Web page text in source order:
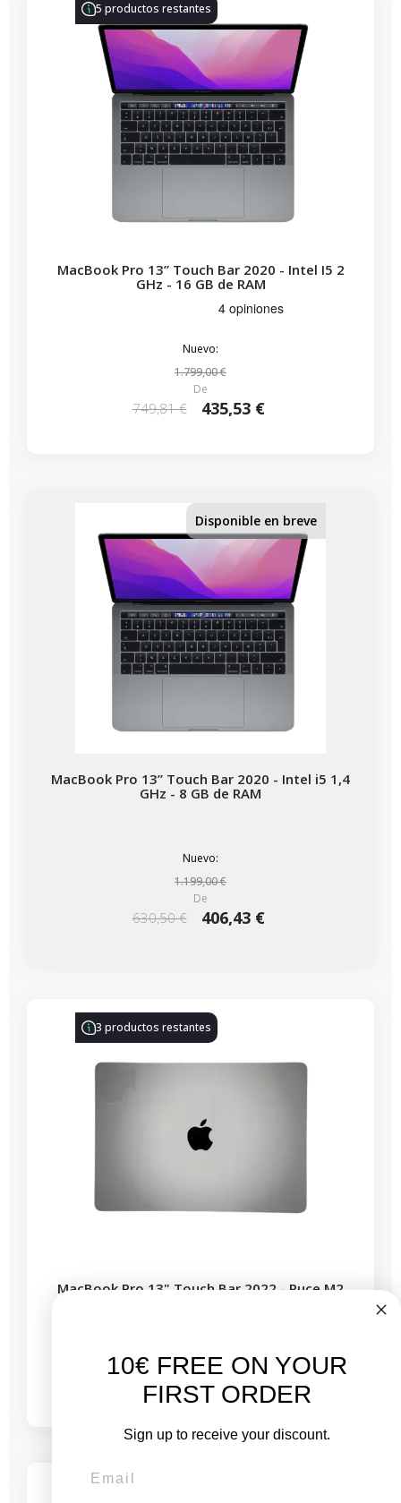
5 productos restantes
MacBook Pro 13” Touch Bar 2020 - Intel I5 2
GHz - 16 GB de RAM
Nuevo:
1.799,00 €
De
749,81 € 435,53 €
Disponible en breve
MacBook Pro 13” Touch Bar 2020 - Intel i5 1,4
GHz - 8 GB de RAM
Nuevo:
1.199,00 €
De
630,50 € 406,43 €
3 productos restantes
MacBook Pro 13" Touch Bar 2022 - Puce M2
De
689,00 €
REBAJAS -444,26 €
10€ FREE ON YOUR
FIRST ORDER
Sign up to receive your discount.